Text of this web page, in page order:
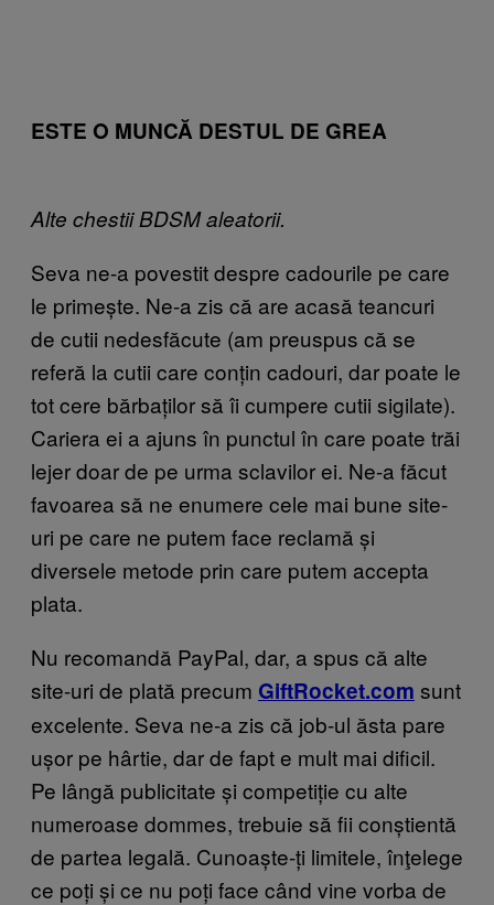
ESTE O MUNCĂ DESTUL DE GREA
Alte chestii BDSM aleatorii.
Seva ne-a povestit despre cadourile pe care
le primește. Ne-a zis că are acasă teancuri
de cutii nedesfăcute (am preuspus că se
referă la cutii care conțin cadouri, dar poate le
tot cere bărbaților să îi cumpere cutii sigilate).
Cariera ei a ajuns în punctul în care poate trăi
lejer doar de pe urma sclavilor ei. Ne-a făcut
favoarea să ne enumere cele mai bune site-
uri pe care ne putem face reclamă și
diversele metode prin care putem accepta
plata.
Nu recomandă PayPal, dar, a spus că alte
site-uri de plată precum GiftRocket.com sunt
excelente. Seva ne-a zis că job-ul ăsta pare
ușor pe hârtie, dar de fapt e mult mai dificil.
Pe lângă publicitate și competiție cu alte
numeroase dommes, trebuie să fii conștientă
de partea legală. Cunoaște-ți limitele, înţelege
ce poți și ce nu poți face când vine vorba de